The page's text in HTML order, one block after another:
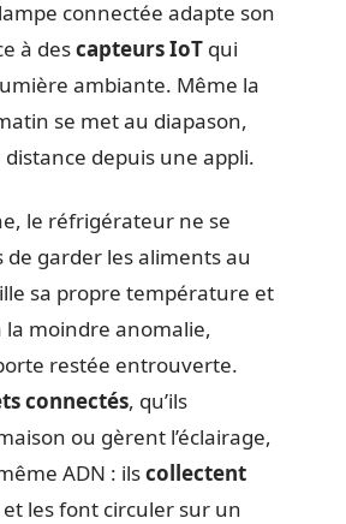
connectée adapte son
à descapteurs IoT qui
ambiante. Même la
se met au diapason,
depuis une appli.
le réfrigérateur ne se
garder les aliments au
sa propre température et
la moindre anomalie,
restée entrouverte.
connectés, qu’ils
ou gèrent l’éclairage,
ADN : ilscollectent
et les font circuler sur un